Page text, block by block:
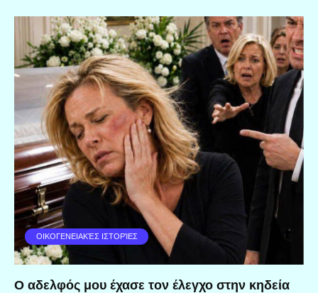
ΟΙΚΟΓΕΝΕΙΑΚΈΣ ΙΣΤΟΡΊΕΣ
Ο αδελφός μου έχασε τον έλεγχο στην κηδεία